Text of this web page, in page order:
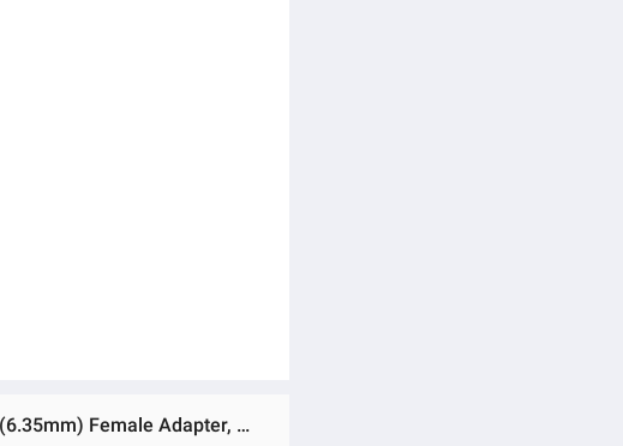
Ratings & Reviews of (Preorder) MOSWAG 3.5mm to 1/4" Stereo Adapter, 1/8" (3.5mm) Male to 1/4" (6.35mm) Female Adapter, Compatible Amplifiers, Home Theater Equipment, Electric Guitars, Digital Pianos